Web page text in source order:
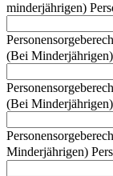
minderjährigen)
(Bei Minderjährigen)
(Bei
Minderjährigen)